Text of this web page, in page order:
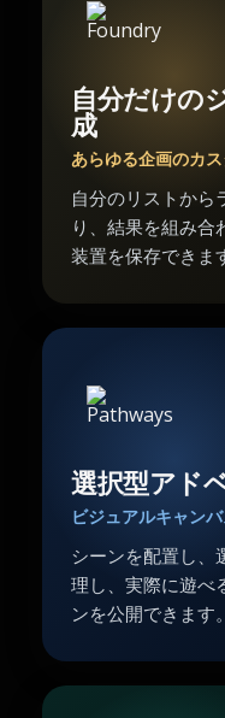
自分だけの
成
あらゆる企画のカ
自分のリストから
り、結果を組み合
装置を保存できま
選択型アド
ビジュアルキャン
シーンを配置し、
理し、実際に遊べ
ンを公開できます。